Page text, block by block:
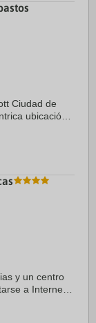
Ciudad de
ubicación
y un centro
a Internet